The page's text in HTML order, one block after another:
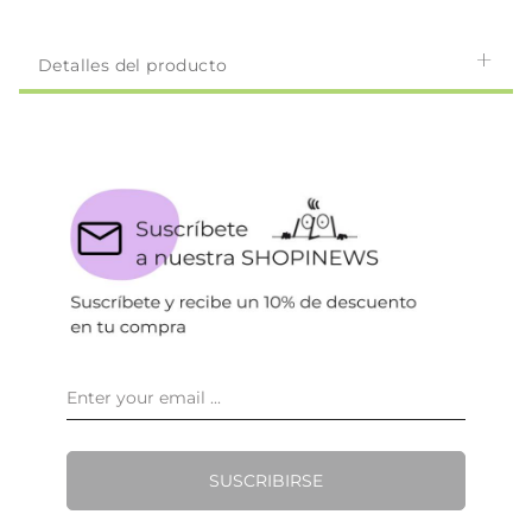
Detalles del producto
SUSCRIBIRSE